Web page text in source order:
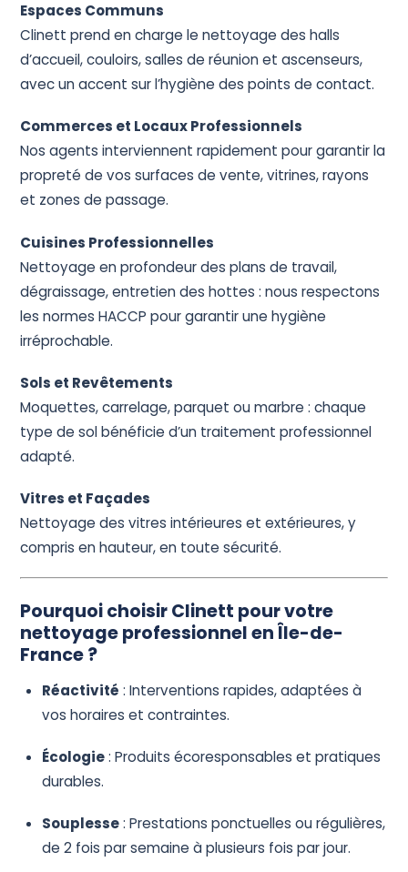
Espaces Communs
Clinett prend en charge le nettoyage des halls
d’accueil, couloirs, salles de réunion et ascenseurs,
avec un accent sur l’hygiène des points de contact.
Commerces et Locaux Professionnels
Nos agents interviennent rapidement pour garantir la
propreté de vos surfaces de vente, vitrines, rayons
et zones de passage.
Cuisines Professionnelles
Nettoyage en profondeur des plans de travail,
dégraissage, entretien des hottes : nous respectons
les normes HACCP pour garantir une hygiène
irréprochable.
Sols et Revêtements
Moquettes, carrelage, parquet ou marbre : chaque
type de sol bénéficie d’un traitement professionnel
adapté.
Vitres et Façades
Nettoyage des vitres intérieures et extérieures, y
compris en hauteur, en toute sécurité.
Pourquoi choisir Clinett pour votre
nettoyage professionnel en Île-de-
France ?
Réactivité : Interventions rapides, adaptées à
vos horaires et contraintes.
Écologie: Produits écoresponsables et pratiques
durables.
Souplesse: Prestations ponctuelles ou régulières,
de 2 fois par semaine à plusieurs fois par jour.